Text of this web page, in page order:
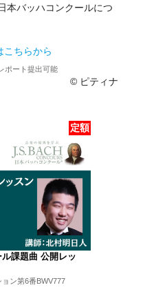
バッハコンクールにつ
こちらから
ポート提出可能
© ピティナ
定額
課題曲 公開レッ
ン第6番BWV777